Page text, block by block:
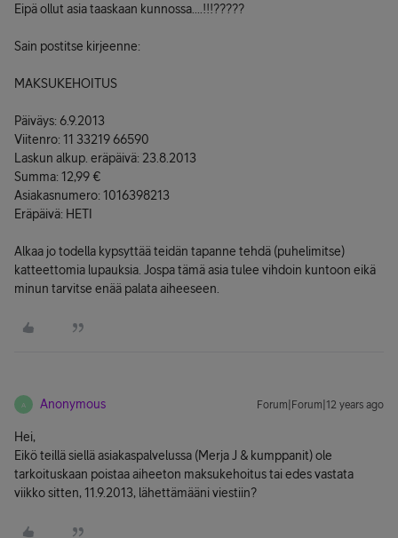
Eipä ollut asia taaskaan kunnossa....!!!?????
Sain postitse kirjeenne:
MAKSUKEHOITUS
Päiväys: 6.9.2013
Viitenro: 11 33219 66590
Laskun alkup. eräpäivä: 23.8.2013
Summa: 12,99 €
Asiakasnumero: 1016398213
Eräpäivä: HETI
Alkaa jo todella kypsyttää teidän tapanne tehdä (puhelimitse)
katteettomia lupauksia. Jospa tämä asia tulee vihdoin kuntoon eikä
minun tarvitse enää palata aiheeseen.
A Anonymous Forum|Forum|12 years ago
Hei,
Eikö teillä siellä asiakaspalvelussa (Merja J & kumppanit) ole
tarkoituskaan poistaa aiheeton maksukehoitus tai edes vastata
viikko sitten, 11.9.2013, lähettämääni viestiin?